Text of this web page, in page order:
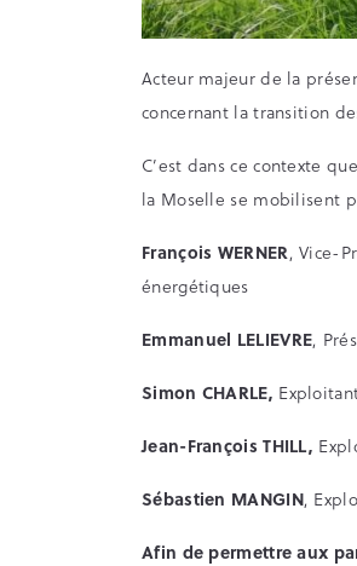
Acteur majeur de la
concernant la transition
C’est dans ce contexte
la Moselle se mobilisent
François WERNER, Vice-
énergétiques
Emmanuel LELIEVRE,
Simon CHARLE,
Jean-François THILL,
Sébastien MANGIN,
Afin de permettre aux